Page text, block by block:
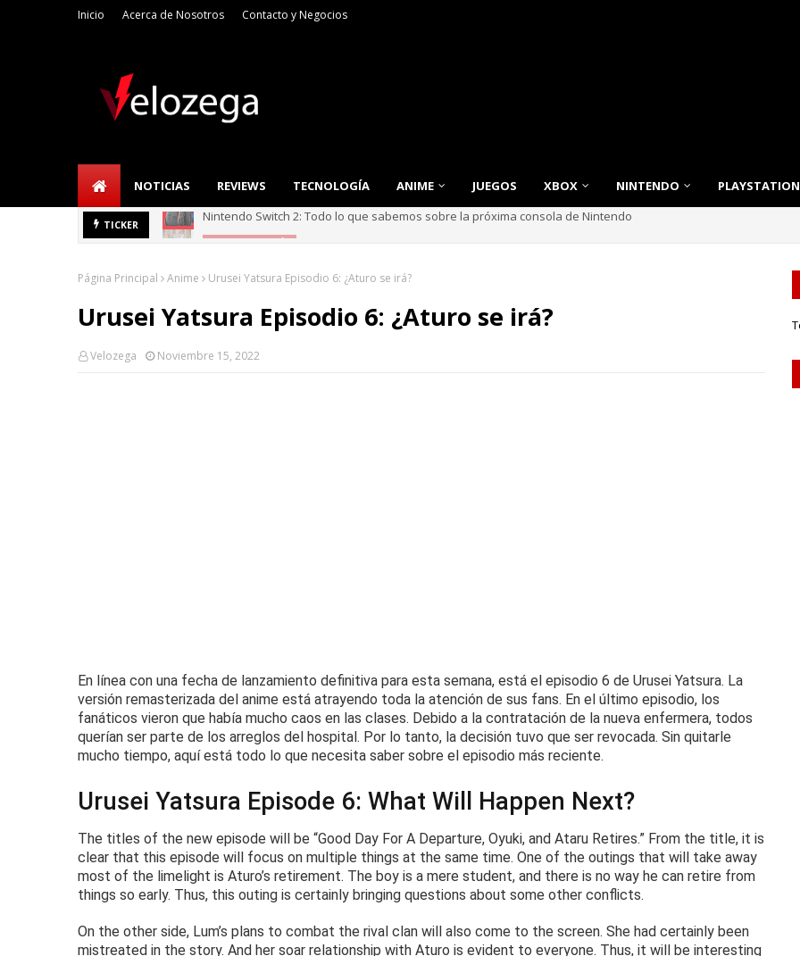
Inicio Acerca de Nosotros Contacto y Negocios
NOTICIAS REVIEWS TECNOLOGÍA ANIME JUEGOS XBOX NINTENDO PLAYSTATION
TICKER Refrigerador LG: Innovación, Estilo y Eficiencia para tu Hogar
Página Principal Anime Urusei Yatsura Episodio 6: ¿Aturo se irá?
Urusei Yatsura Episodio 6: ¿Aturo se irá?
Velozega Noviembre 15, 2022
En línea con una fecha de lanzamiento definitiva para esta semana, está el episodio 6 de Urusei Yatsura. La
versión remasterizada del anime está atrayendo toda la atención de sus fans. En el último episodio, los
fanáticos vieron que había mucho caos en las clases. Debido a la contratación de la nueva enfermera, todos
querían ser parte de los arreglos del hospital. Por lo tanto, la decisión tuvo que ser revocada. Sin quitarle
mucho tiempo, aquí está todo lo que necesita saber sobre el episodio más reciente.
Urusei Yatsura Episode 6: What Will Happen Next?
The titles of the new episode will be “Good Day For A Departure, Oyuki, and Ataru Retires.” From the title, it is
clear that this episode will focus on multiple things at the same time. One of the outings that will take away
most of the limelight is Aturo’s retirement. The boy is a mere student, and there is no way he can retire from
things so early. Thus, this outing is certainly bringing questions about some other conflicts.
On the other side, Lum’s plans to combat the rival clan will also come to the screen. She had certainly been
mistreated in the story. And her soar relationship with Aturo is evident to everyone. Thus, it will be interesting